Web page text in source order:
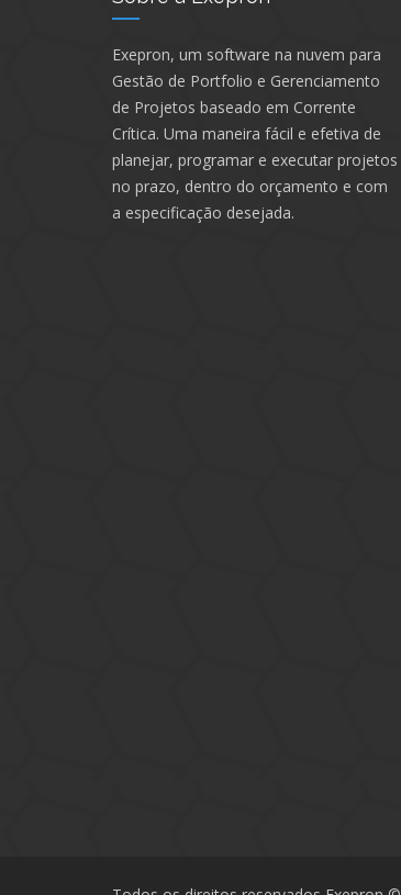
Exepron, um software na nuvem para
Gestão de Portfolio e Gerenciamento
de Projetos baseado em Corrente
Crítica. Uma maneira fácil e efetiva de
planejar, programar e executar projetos
no prazo, dentro do orçamento e com
a especificação desejada.